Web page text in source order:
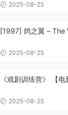
2025-08-25
[1997] 鸽之翼 –
2025-08-25
《戏剧训练营》 【
2025-08-25